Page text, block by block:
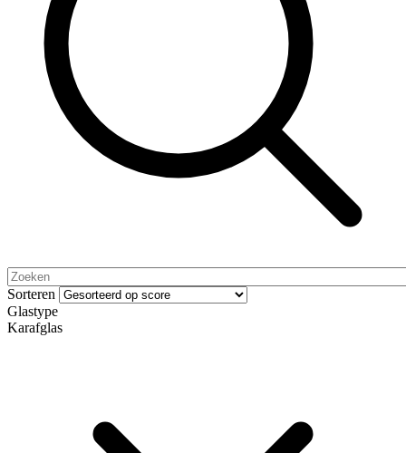
Sorteren
Glastype
Karafglas